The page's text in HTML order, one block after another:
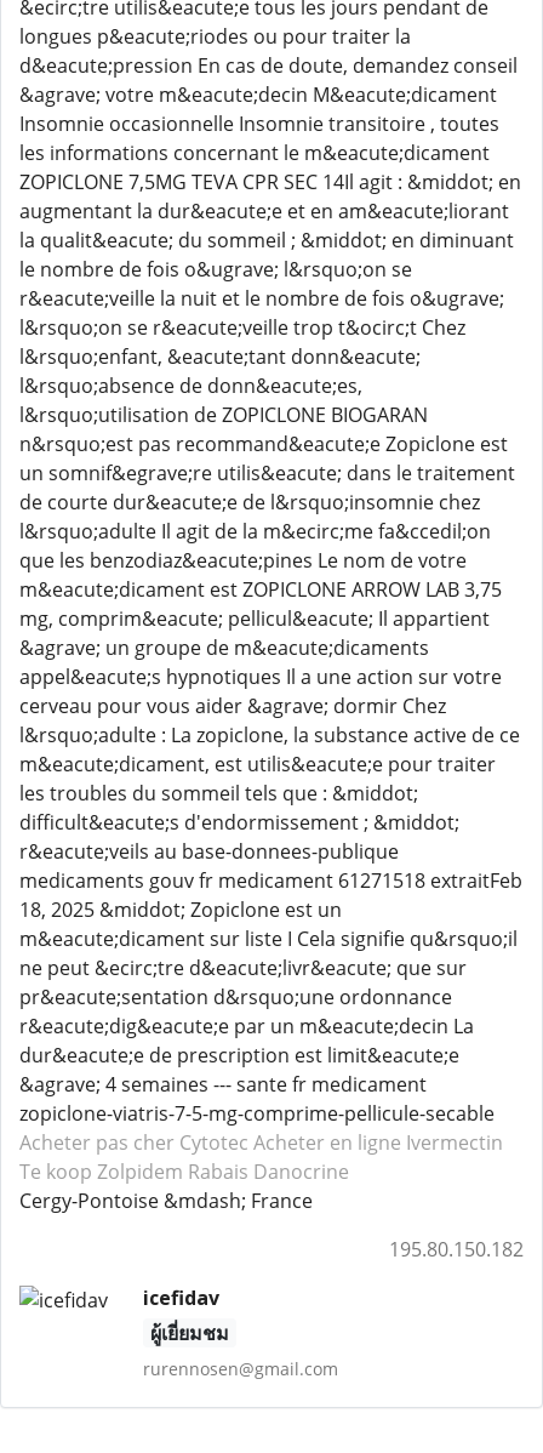
&ecirc;tre utilis&eacute;e tous les jours pendant de
longues p&eacute;riodes ou pour traiter la
d&eacute;pression En cas de doute, demandez conseil
&agrave; votre m&eacute;decin M&eacute;dicament
Insomnie occasionnelle Insomnie transitoire , toutes
les informations concernant le m&eacute;dicament
ZOPICLONE 7,5MG TEVA CPR SEC 14Il agit : &middot; en
augmentant la dur&eacute;e et en am&eacute;liorant
la qualit&eacute; du sommeil ; &middot; en diminuant
le nombre de fois o&ugrave; l&rsquo;on se
r&eacute;veille la nuit et le nombre de fois o&ugrave;
l&rsquo;on se r&eacute;veille trop t&ocirc;t Chez
l&rsquo;enfant, &eacute;tant donn&eacute;
l&rsquo;absence de donn&eacute;es,
l&rsquo;utilisation de ZOPICLONE BIOGARAN
n&rsquo;est pas recommand&eacute;e Zopiclone est
un somnif&egrave;re utilis&eacute; dans le traitement
de courte dur&eacute;e de l&rsquo;insomnie chez
l&rsquo;adulte Il agit de la m&ecirc;me fa&ccedil;on
que les benzodiaz&eacute;pines Le nom de votre
m&eacute;dicament est ZOPICLONE ARROW LAB 3,75
mg, comprim&eacute; pellicul&eacute; Il appartient
&agrave; un groupe de m&eacute;dicaments
appel&eacute;s hypnotiques Il a une action sur votre
cerveau pour vous aider &agrave; dormir Chez
l&rsquo;adulte : La zopiclone, la substance active de ce
m&eacute;dicament, est utilis&eacute;e pour traiter
les troubles du sommeil tels que : &middot;
difficult&eacute;s d'endormissement ; &middot;
r&eacute;veils au base-donnees-publique
medicaments gouv fr medicament 61271518 extraitFeb
18, 2025 &middot; Zopiclone est un
m&eacute;dicament sur liste I Cela signifie qu&rsquo;il
ne peut &ecirc;tre d&eacute;livr&eacute; que sur
pr&eacute;sentation d&rsquo;une ordonnance
r&eacute;dig&eacute;e par un m&eacute;decin La
dur&eacute;e de prescription est limit&eacute;e
&agrave; 4 semaines --- sante fr medicament
zopiclone-viatris-7-5-mg-comprime-pellicule-secable
Acheter pas cher Cytotec Acheter en ligne Ivermectin
Te koop Zolpidem Rabais Danocrine
Cergy-Pontoise &mdash; France
195.80.150.182
icefidav
ผู้เยี่ยมชม
rurennosen@gmail.com